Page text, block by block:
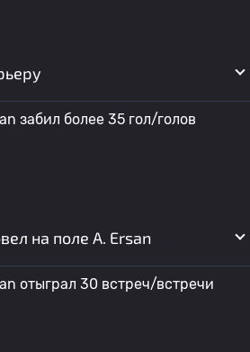
забил более 35 гол/голов
на поле A. Ersan
отыграл 30 встреч/встречи